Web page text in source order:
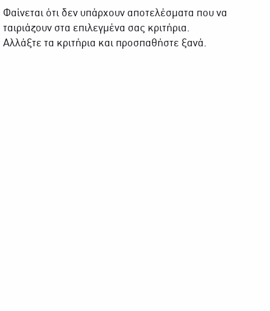
Φαίνεται ότι δεν υπάρχουν αποτελέσματα που να
ταιριάζουν στα επιλεγμένα σας κριτήρια.
Αλλάξτε τα κριτήρια και προσπαθήστε ξανά.